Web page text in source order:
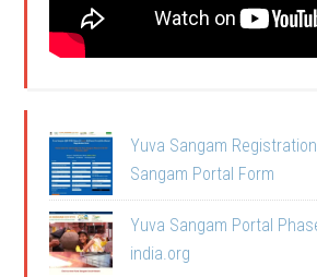
Yuva Sangam
Sangam Portal Form
Yuva Sangam Portal
india.org